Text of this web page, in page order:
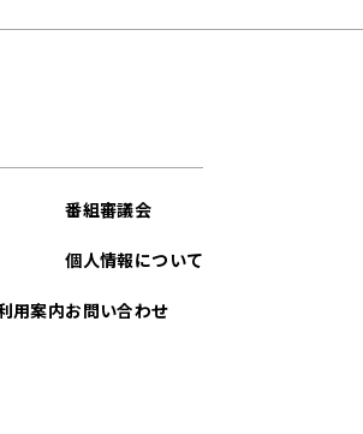
用案内
番組審議会
個人情報について
お問い合わせ